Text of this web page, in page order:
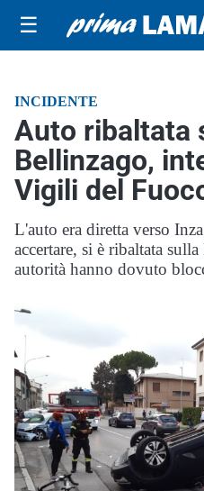
☰
INCIDENTE
Auto ribaltata
Bellinzago,
Vigili del
L'auto era diretta verso
accertare, si è ribaltata
autorità hanno dovuto